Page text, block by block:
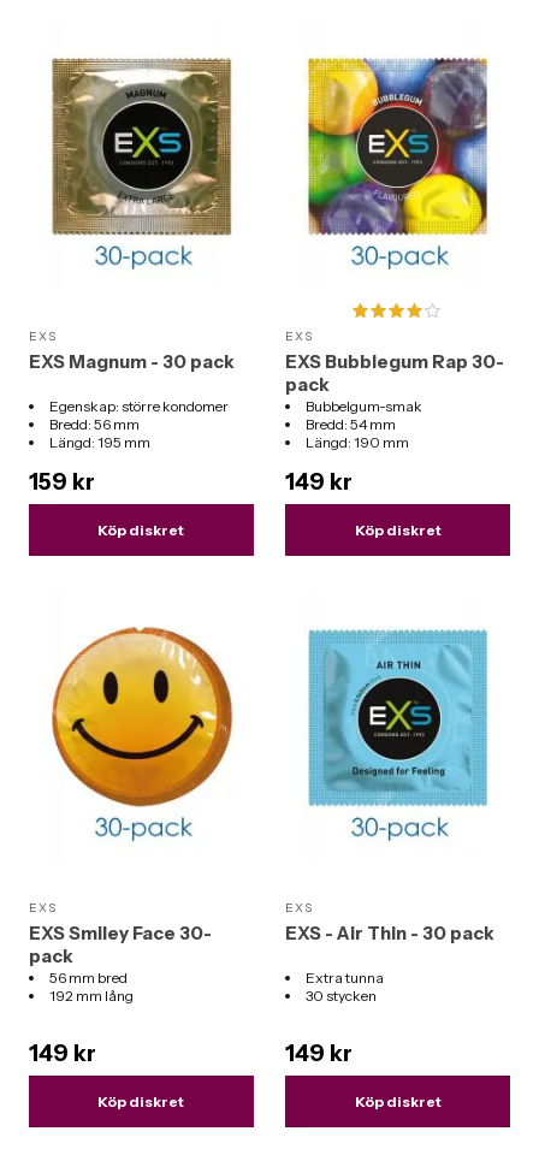
EXS
EXS Magnum - 30 pack
Egenskap: större kondomer
Bredd: 56 mm
Längd: 195 mm
159 kr
Köp diskret
EXS
EXS Bubblegum Rap 30-
pack
Bubbelgum-smak
Bredd: 54 mm
Längd: 190 mm
149 kr
Köp diskret
EXS
EXS Smiley Face 30-
pack
56 mm bred
192 mm lång
149 kr
Köp diskret
EXS
EXS - Air Thin - 30 pack
Extra tunna
30 stycken
149 kr
Köp diskret